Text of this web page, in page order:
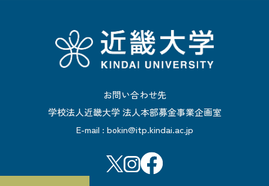
お問い合わせ先
学校法人近畿大学 法人本部募金事業企画室
E-mail : bokin@itp.kindai.ac.jp